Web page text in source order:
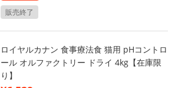
販売終了
ロイヤルカナン 食事療法食 猫用 pHコントロ
ール オルファクトリー ドライ 4kg【在庫限
り】